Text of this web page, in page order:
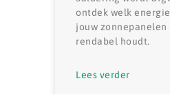
ontdek welk
jouw zonnepanelen
rendabel houdt.
Lees verder